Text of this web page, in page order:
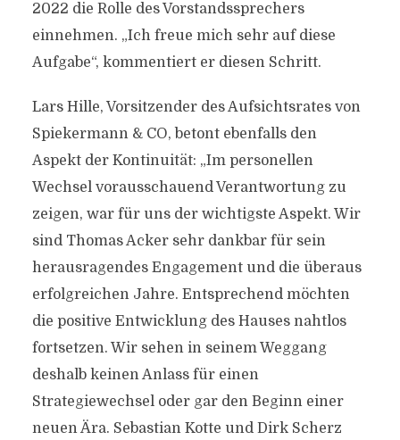
2022 die Rolle des Vorstandssprechers
einnehmen. „Ich freue mich sehr auf diese
Aufgabe“, kommentiert er diesen Schritt.
Lars Hille, Vorsitzender des Aufsichtsrates von
Spiekermann & CO, betont ebenfalls den
Aspekt der Kontinuität: „Im personellen
Wechsel vorausschauend Verantwortung zu
zeigen, war für uns der wichtigste Aspekt. Wir
sind Thomas Acker sehr dankbar für sein
herausragendes Engagement und die überaus
erfolgreichen Jahre. Entsprechend möchten
die positive Entwicklung des Hauses nahtlos
fortsetzen. Wir sehen in seinem Weggang
deshalb keinen Anlass für einen
Strategiewechsel oder gar den Beginn einer
neuen Ära. Sebastian Kotte und Dirk Scherz